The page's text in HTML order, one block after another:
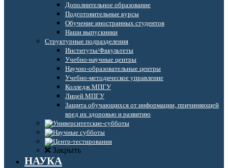
Дополнительное образование
Подготовительные курсы
Обучение иностранных студентов
Наши выпускники
Структурные подразделения
Институты/Факультеты
Учебно-научные центры
Научно-образовательные центры
Учебно-методическое управление
Колледж МПГУ
Лицей МПГУ
Защита обучающихся от информации, причиняющей
вред их здоровью и развитию
Закрыть
НАУКА